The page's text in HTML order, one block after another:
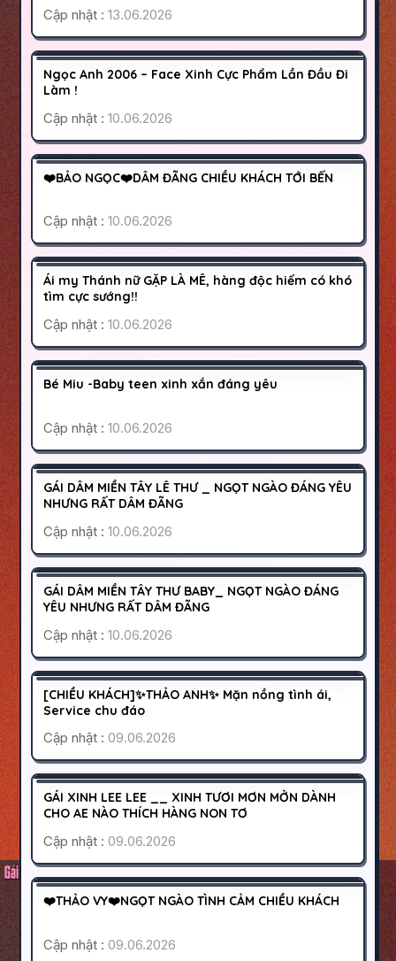
Cập nhật :13.06.2026
600K
HOẠT ĐỘNG
Ngọc Anh 2006 – Face Xinh Cực Phẩm Lần Đầu Đi
Làm !
Cập nhật :10.06.2026
350K
HOẠT ĐỘNG
❤️BẢO NGỌC❤️DÂM ĐÃNG CHIỀU KHÁCH TỚI BẾN
Cập nhật :10.06.2026
400K
HOẠT ĐỘNG
Ái my Thánh nữ GẶP LÀ MÊ, hàng độc hiếm có khó
tìm cực sướng!!
Cập nhật :10.06.2026
HOẠT ĐỘNG
Bé Miu -Baby teen xinh xắn đáng yêu
Cập nhật :10.06.2026
350K
HOẠT ĐỘNG
GÁI DÂM MIỀN TÂY LÊ THƯ _ NGỌT NGÀO ĐÁNG YÊU
NHƯNG RẤT DÂM ĐÃNG
Cập nhật :10.06.2026
350K
HOẠT ĐỘNG
GÁI DÂM MIỀN TÂY THƯ BABY_ NGỌT NGÀO ĐÁNG
YÊU NHƯNG RẤT DÂM ĐÃNG
Cập nhật :10.06.2026
200K
HOẠT ĐỘNG
[CHIỀU KHÁCH]✨THẢO ANH✨ Mặn nồng tình ái,
Service chu đáo
Cập nhật :09.06.2026
800K
HOẠT ĐỘNG
GÁI XINH LEE LEE __ XINH TƯƠI MƠN MỞN DÀNH
CHO AE NÀO THÍCH HÀNG NON TƠ
Cập nhật :09.06.2026
350K
HOẠT ĐỘNG
❤️THẢO VY❤️NGỌT NGÀO TÌNH CẢM CHIỀU KHÁCH
Cập nhật :09.06.2026